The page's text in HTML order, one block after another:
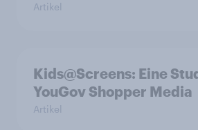
Artikel
Kids@Screens: Eine
YouGov Shopper Media
Artikel